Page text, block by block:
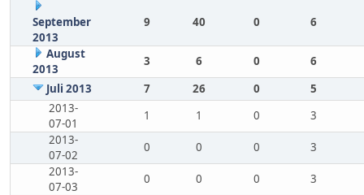
September
2013
9 40 0 6
August
2013
3 6 0
6
Juli 2013
7 26 0
5
2013-
07-01
1 1 0
3
2013-
07-02
0 0 0
3
2013-
07-03
0 0 0
3